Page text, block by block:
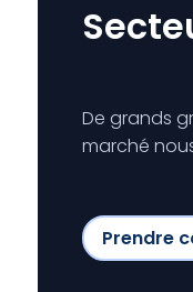
De grands
marché
Prendre